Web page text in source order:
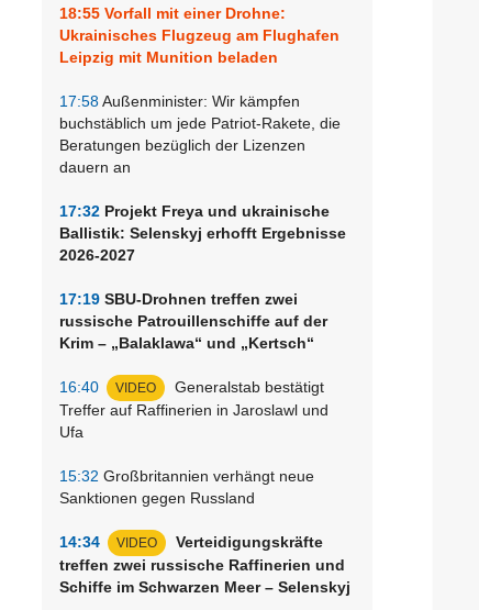
18:55 Vorfall mit einer Drohne:
Ukrainisches Flugzeug am Flughafen
Leipzig mit Munition beladen
17:58Außenminister: Wir kämpfen
buchstäblich um jede Patriot-Rakete, die
Beratungen bezüglich der Lizenzen
dauern an
17:32 Projekt Freya und ukrainische
Ballistik: Selenskyj erhofft Ergebnisse
2026-2027
17:19 SBU-Drohnen treffen zwei
russische Patrouillenschiffe auf der
Krim – „Balaklawa“ und „Kertsch“
16:40 VIDEO
Generalstab bestätigt
Treffer auf Raffinerien in Jaroslawl und
Ufa
15:32 Großbritannien verhängt neue
Sanktionen gegen Russland
14:34 VIDEO
Verteidigungskräfte
treffen zwei russische Raffinerien und
Schiffe im Schwarzen Meer – Selenskyj